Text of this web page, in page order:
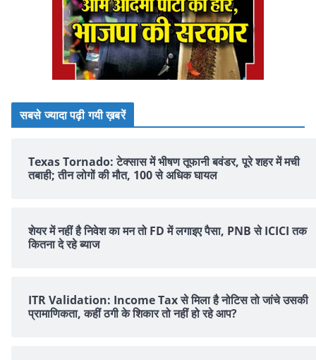
सबसे ज्यादा पढ़ी गयी ख़बरें
Texas Tornado: टेक्सास में भीषण तूफानी बवंडर, पूरे शहर में मची
तबाही; तीन लोगों की मौत, 100 से अधिक घायल
शेयर में नहीं है न‍िवेश का मन तो FD में लगाइए पैसा, PNB से ICICI तक
क‍ितना दे रहे ब्‍याज
ITR Validation: Income Tax से मिला है नोटिस तो जांचे उसकी
प्रामाणिकता, कहीं ठगी के शिकार तो नहीं हो रहे आप?